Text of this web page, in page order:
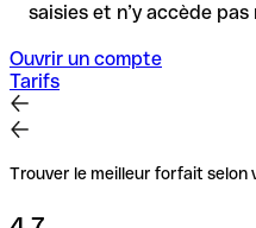
saisies et n’y accède pas
Ouvrir un compte
Tarifs
Trouver le meilleur forfait selon